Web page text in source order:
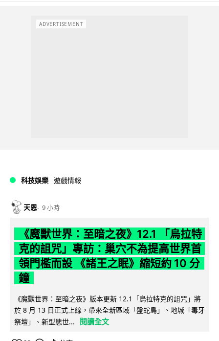
ADVERTISEMENT
科技娛樂 遊戲情報
天恩 9 小時
《魔獸世界：至暗之夜》12.1 「烏拉特
克的詛咒」專訪：巢穴不為提高世界首
領門檻而設 《諸王之眠》縮短約 10 分
鐘
《魔獸世界：至暗之夜》版本更新 12.1「烏拉特克的詛咒」將
於 8 月 13 日正式上線，帶來全新區域「盤蛇島」、地城「毒牙
祭壇」、新型態世...
閱讀全文